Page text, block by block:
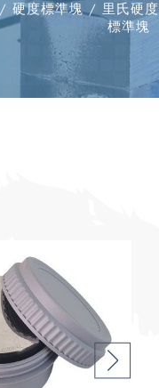
硬度標準塊 / 里氏硬度
標準塊